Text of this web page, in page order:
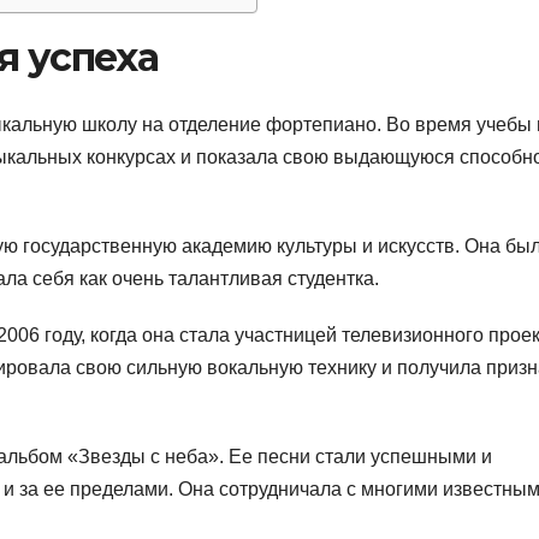
успеха
школу на отделение фортепиано. Во время учебы
конкурсах и показала свою выдающуюся
государственную академию культуры и искусств. Она
себя как очень талантливая студентка.
году, когда она стала участницей телевизионного
свою сильную вокальную технику и получила
«Звезды с неба». Ее песни стали успешными и
за ее пределами. Она сотрудничала с многими